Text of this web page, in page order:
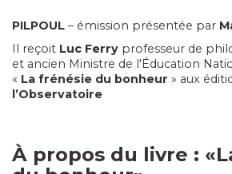
PILPOUL – émission présentée par
Il reçoit Luc Ferry professeur de
et ancien Ministre de l'Éducation
« La frénésie du bonheur » aux
l’Observatoire
À propos du livre : «